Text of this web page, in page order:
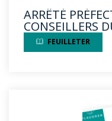
ARRÊTÉ
CONSEILLERS
FEUILLETER